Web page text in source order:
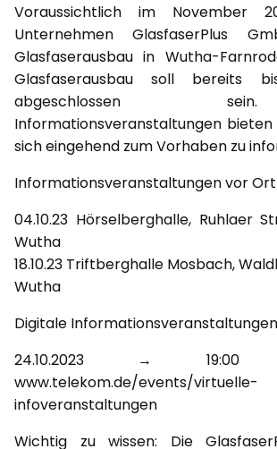
Voraussichtlich im November
Unternehmen GlasfaserPlus
Glasfaserausbau in Wutha-
Glasfaserausbau soll bereits
abgeschlossen
Informationsveranstaltungen bieten
sich eingehend zum Vorhaben zu
Informationsveranstaltungen vor Ort
04.10.23 Hörselberghalle, Ruhlaer
Wutha
18.10.23 Triftberghalle Mosbach,
Wutha
Digitale Informationsveranstaltungen
24.10.2023 →
www.telekom.de/events/virtuelle-
infoveranstaltungen
Wichtig zu wissen: Die